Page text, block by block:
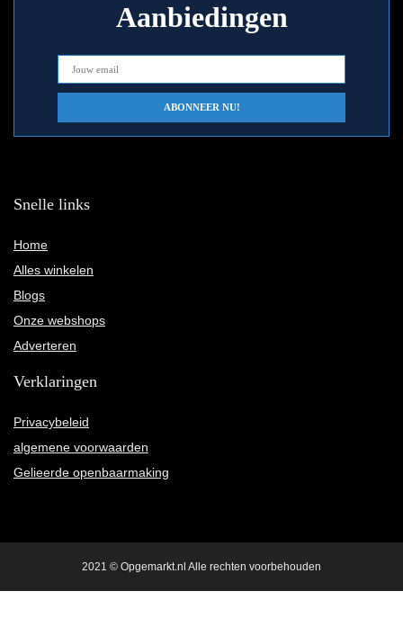
Aanbiedingen
Snelle links
Home
Alles winkelen
Blogs
Onze webshops
Adverteren
Verklaringen
Privacybeleid
algemene voorwaarden
Gelieerde openbaarmaking
2021 © Opgemarkt.nl Alle rechten voorbehouden